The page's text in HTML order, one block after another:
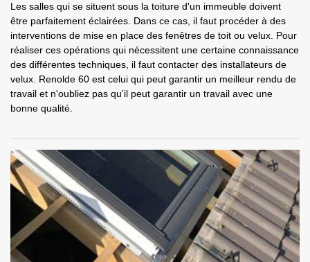
Les salles qui se situent sous la toiture d'un immeuble doivent
être parfaitement éclairées. Dans ce cas, il faut procéder à des
interventions de mise en place des fenêtres de toit ou velux. Pour
réaliser ces opérations qui nécessitent une certaine connaissance
des différentes techniques, il faut contacter des installateurs de
velux. Renolde 60 est celui qui peut garantir un meilleur rendu de
travail et n'oubliez pas qu'il peut garantir un travail avec une
bonne qualité.